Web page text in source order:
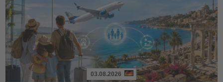
03.08.2026